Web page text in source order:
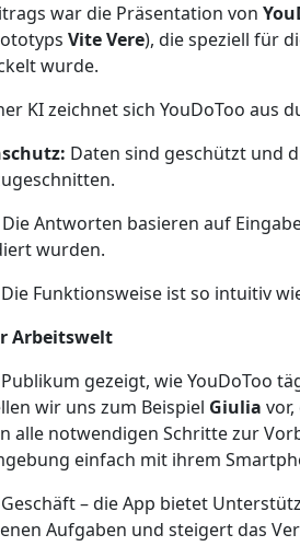
war die Präsentation von
Vite Vere), die speziell für
wurde.
KI zeichnet sich YouDoToo aus
Daten sind geschützt und
Die Antworten basieren auf
wurden.
Die Funktionsweise ist so intuitiv
Arbeitswelt
gezeigt, wie YouDoToo
wir uns zum Beispiel Giulia
alle notwendigen Schritte zur
einfach mit ihrem
– die App bietet
Aufgaben und steigert das